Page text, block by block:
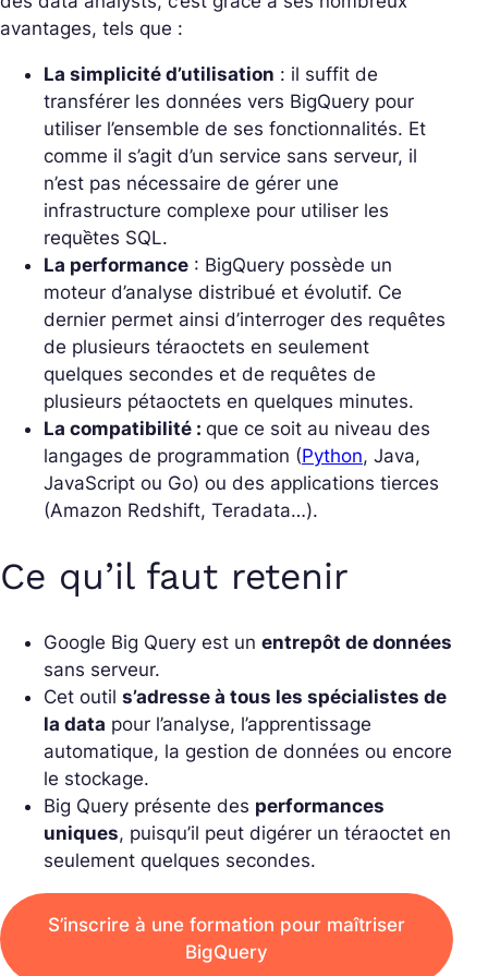
avantages, tels que :
La simplicité d’utilisation : il suffit de
transférer les données vers BigQuery pour
utiliser l’ensemble de ses fonctionnalités. Et
comme il s’agit d’un service sans serveur, il
n’est pas nécessaire de gérer une
infrastructure complexe pour utiliser les
requềtes SQL.
La performance : BigQuery possède un
moteur d’analyse distribué et évolutif. Ce
dernier permet ainsi d’interroger des requêtes
de plusieurs téraoctets en seulement
quelques secondes et de requêtes de
plusieurs pétaoctets en quelques minutes.
La compatibilité : que ce soit au niveau des
langages de programmation (Python, Java,
JavaScript ou Go) ou des applications tierces
(Amazon Redshift, Teradata…).
Ce qu’il faut retenir
Google Big Query est un entrepôt de données
sans serveur.
Cet outil s’adresse à tous les spécialistes de
la data pour l’analyse, l’apprentissage
automatique, la gestion de données ou encore
le stockage.
Big Query présente des performances
uniques, puisqu’il peut digérer un téraoctet en
seulement quelques secondes.
S’inscrire à une formation pour maîtriser
BigQuery